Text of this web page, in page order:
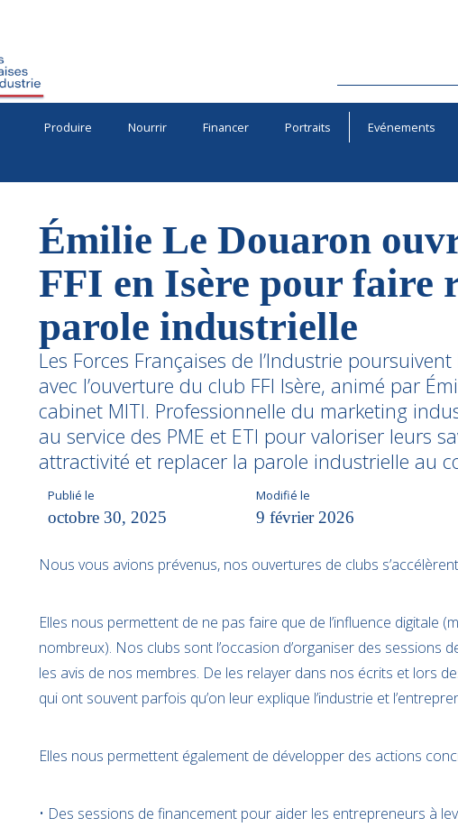
Produire Nourrir Financer Portraits Evénements
Émilie Le Douaron
FFI en Isère pour faire
parole industrielle
Les Forces Françaises de l’Industrie
avec l’ouverture du club FFI Isère, animé par
cabinet MITI. Professionnelle du marketing
au service des PME et ETI pour valoriser leurs
attractivité et replacer la parole industrielle au
Publié le
octobre 30, 2025
Modifié le
9 février 2026
Nous vous avions prévenus, nos ouvertures de clubs
Elles nous permettent de ne pas faire que de l’influence digitale
nombreux). Nos clubs sont l’occasion d’organiser des sessions
les avis de nos membres. De les relayer dans nos écrits et lors
qui ont souvent parfois qu’on leur explique l’industrie et
Elles nous permettent également de développer des actions
• Des sessions de financement pour aider les entrepreneurs à